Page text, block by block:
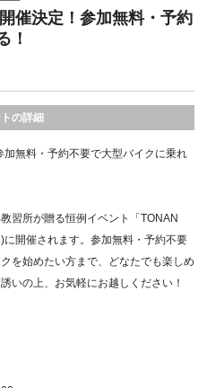
催決定！参加無料・予約
！
の詳細
無料・予約不要で大型バイクに乗れ
習所が贈る恒例イベント「TONAN
開催されます。参加無料・予約不要
を始めたい方まで、どなたでも楽しめ
いの上、お気軽にお越しください！